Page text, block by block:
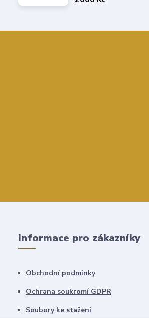
Informace pro zákazníky
Obchodní podmínky
Ochrana soukromí GDPR
Soubory ke stažení